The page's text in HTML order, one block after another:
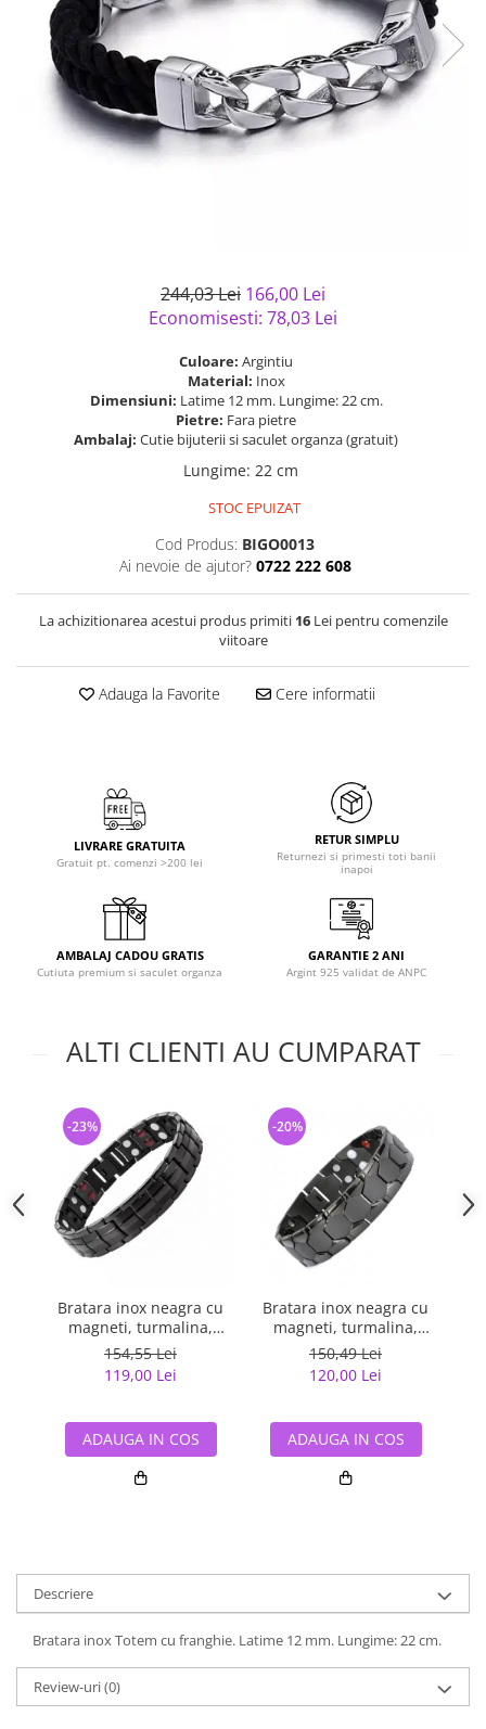
semipretioase
Bijuterii argint placat cu aur
Bijuterii argint cu diverse
materiale
Bijuterii argint cu murano
Bijuterii de Lux
Bijuterii gotice si rock
Bijuterii Handmade
Bijuterii fantezie
Casete si cutii de bijuterii
Solutii si lavete de curatare
244,03 Lei 166,00 Lei
Economisesti: 78,03 Lei
Culoare: Argintiu
Material: Inox
Dimensiuni: Latime 12 mm. Lungime: 22 cm.
Pietre: Fara pietre
Ambalaj: Cutie bijuterii si saculet organza (gratuit)
Lungime: 22 cm
STOC EPUIZAT
Cod Produs: BIGO0013
Ai nevoie de ajutor? 0722 222 608
La achizitionarea acestui produs primiti 16Lei pentru comenzile
viitoare
Adauga la Favorite Cere informatii
LIVRARE GRATUITA
Gratuit pt. comenzi >200 lei
RETUR SIMPLU
Returnezi si primesti toti banii
inapoi
AMBALAJ CADOU GRATIS
Cutiuta premium si saculet organza
GARANTIE 2 ANI
Argint 925 validat de ANPC
ALTI CLIENTI AU CUMPARAT
Bratara inox neagra cu
magneti, turmalina,
germaniu si anioni
154,55 Lei
119,00 Lei
-23%
ADAUGA IN COS
Bratara inox neagra cu
magneti, turmalina,
germaniu si anioni
150,49 Lei
120,00 Lei
-20%
ADAUGA IN COS
Descriere
Bratara inox Totem cu franghie. Latime 12 mm. Lungime: 22 cm.
Review-uri(0)